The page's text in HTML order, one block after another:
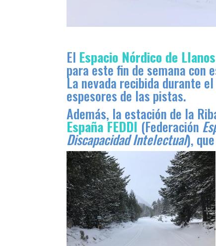
El Espacio Nórdico de
para este fin de semana con
La nevada recibida durante
espesores de las pistas.
Además, la estación de la
España FEDDI (Federación
Discapacidad Intelectual),